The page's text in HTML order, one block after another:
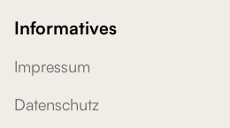
Informatives
Impressum
Datenschutz